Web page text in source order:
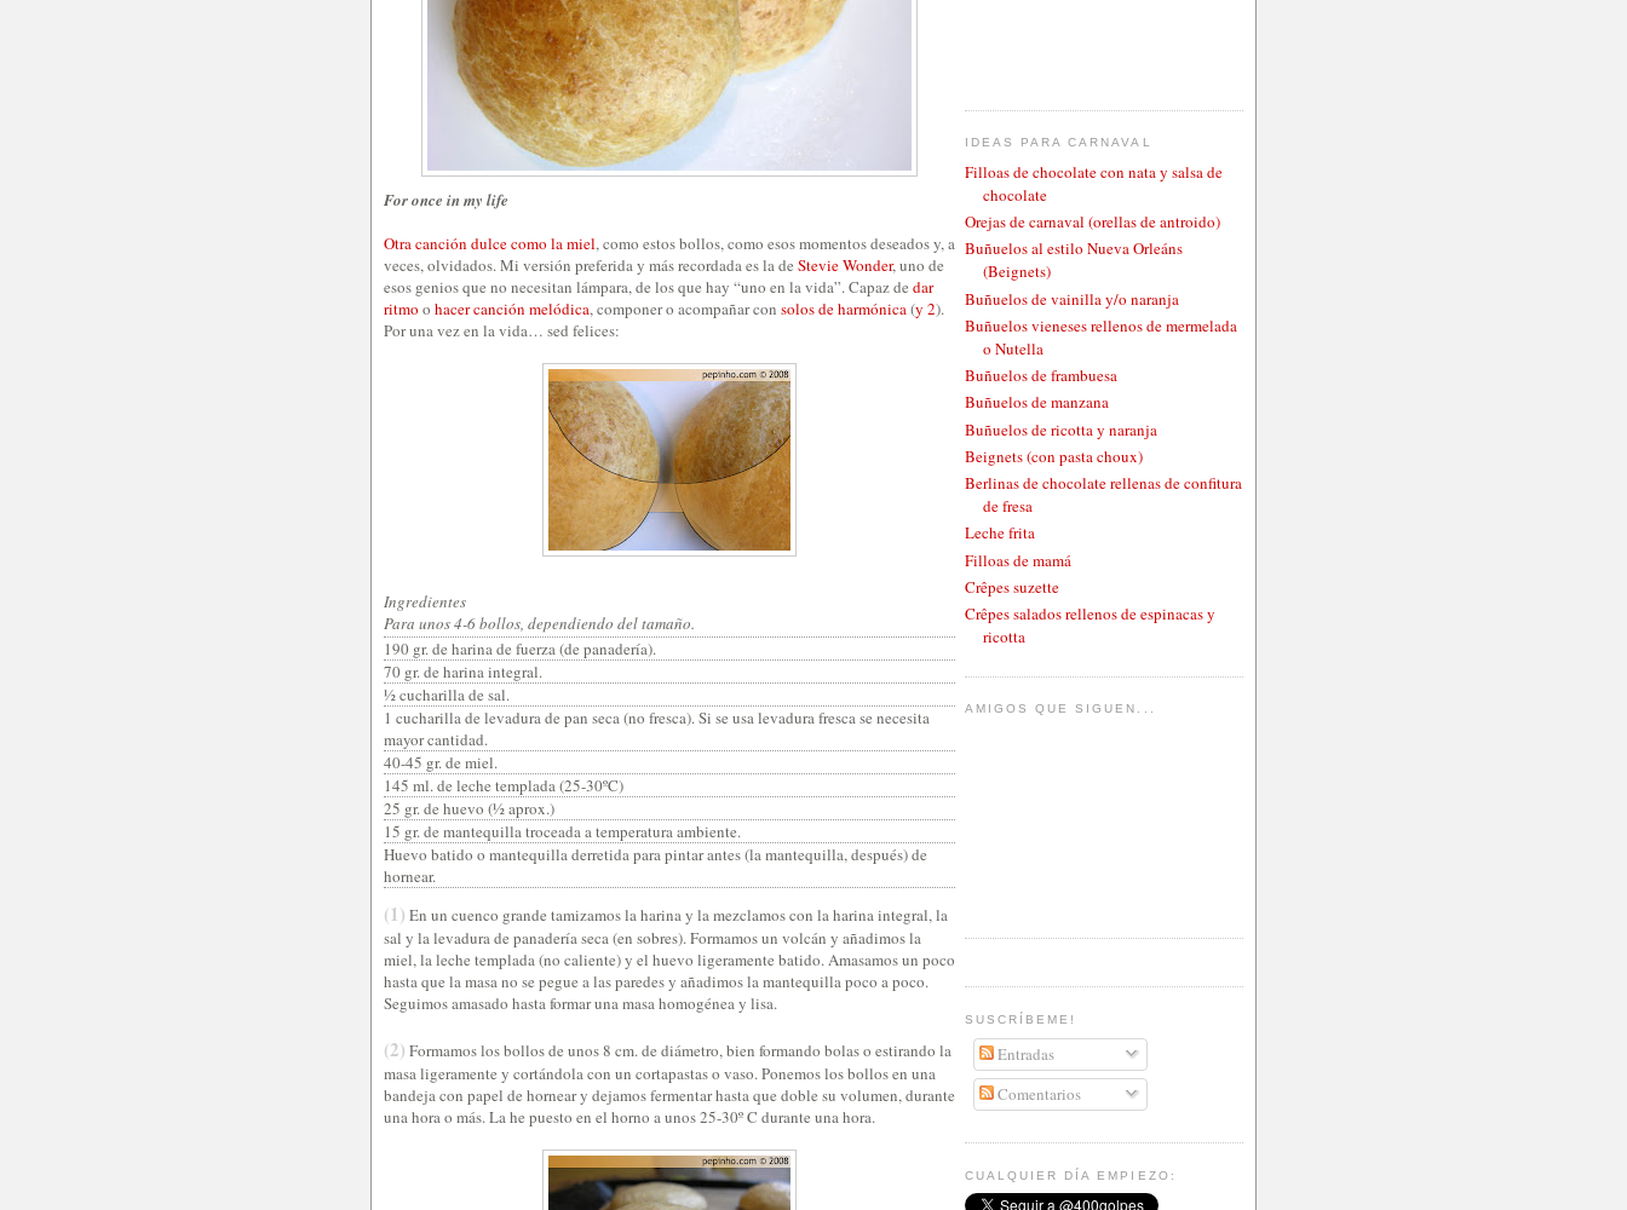
For once in my life
Otra canción dulce como la miel, como estos bollos, como esos momentos deseados y, a
veces, olvidados. Mi versión preferida y más recordada es la de Stevie Wonder, uno de
esos genios que no necesitan lámpara, de los que hay “uno en la vida”. Capaz de dar
ritmo o hacer canción melódica, componer o acompañar con solos de harmónica(y 2).
Por una vez en la vida… sed felices:
Ingredientes
Para unos 4-6 bollos, dependiendo del tamaño.
190 gr. de harina de fuerza (de panadería).
70 gr. de harina integral.
½ cucharilla de sal.
1 cucharilla de levadura de pan seca (no fresca). Si se usa levadura fresca se necesita
mayor cantidad.
40-45 gr. de miel.
145 ml. de leche templada (25-30ºC)
25 gr. de huevo (½ aprox.)
15 gr. de mantequilla troceada a temperatura ambiente.
Huevo batido o mantequilla derretida para pintar antes (la mantequilla, después) de
hornear.
(1) En un cuenco grande tamizamos la harina y la mezclamos con la harina integral, la
sal y la levadura de panadería seca (en sobres). Formamos un volcán y añadimos la
miel, la leche templada (no caliente) y el huevo ligeramente batido. Amasamos un poco
hasta que la masa no se pegue a las paredes y añadimos la mantequilla poco a poco.
Seguimos amasado hasta formar una masa homogénea y lisa.
(2) Formamos los bollos de unos 8 cm. de diámetro, bien formando bolas o estirando la
masa ligeramente y cortándola con un cortapastas o vaso. Ponemos los bollos en una
bandeja con papel de hornear y dejamos fermentar hasta que doble su volumen, durante
una hora o más. La he puesto en el horno a unos 25-30º C durante una hora.
IDEAS PARA CARNAVAL
Filloas de chocolate con nata y salsa de
chocolate
Orejas de carnaval (orellas de antroido)
Buñuelos al estilo Nueva Orleáns
(Beignets)
Buñuelos de vainilla y/o naranja
Buñuelos vieneses rellenos de mermelada
o Nutella
Buñuelos de frambuesa
Buñuelos de manzana
Buñuelos de ricotta y naranja
Beignets (con pasta choux)
Berlinas de chocolate rellenas de confitura
de fresa
Leche frita
Filloas de mamá
Crêpes suzette
Crêpes salados rellenos de espinacas y
ricotta
AMIGOS QUE SIGUEN...
SUSCRÍBEME!
Entradas
Comentarios
CUALQUIER DÍA EMPIEZO: